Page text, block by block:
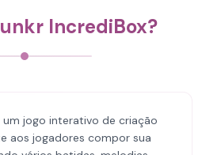
IncrediBox?
um jogo interativo de criação
aos jogadores compor sua